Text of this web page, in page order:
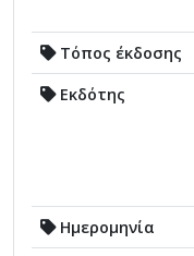
Τόπος έκδοσης
Εκδότης
Ημερομηνία